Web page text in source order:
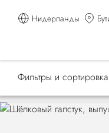
Нидерланды
Главная страница
Фильтры и сортировка